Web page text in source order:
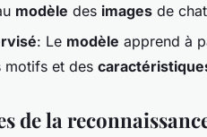
modèle des images de
: Le modèle apprend à
motifs et des
de la